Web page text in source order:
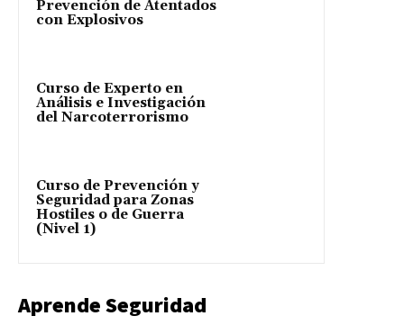
Prevención de Atentados
con Explosivos
Curso de Experto en
Análisis e Investigación
del Narcoterrorismo
Curso de Prevención y
Seguridad para Zonas
Hostiles o de Guerra
(Nivel 1)
Aprende Seguridad